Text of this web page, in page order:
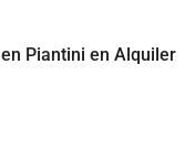
Piantini en Alquiler